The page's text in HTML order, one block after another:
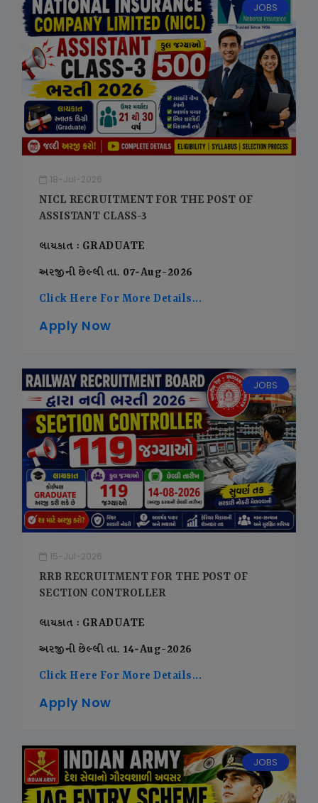
JOBS
18-Jul-2026
NICL RECRUITMENT FOR THE POST OF
ASSISTANT CLASS-3
લાયકાત : GRADUATE
અરજીની છેલ્લી તા. 07-Aug-2026
Click Here For More Details...
Apply Now
JOBS
15-Jul-2026
RRB RECRUITMENT FOR THE POST OF
SECTION CONTROLLER
લાયકાત : GRADUATE
અરજીની છેલ્લી તા. 14-Aug-2026
Click Here For More Details...
Apply Now
JOBS